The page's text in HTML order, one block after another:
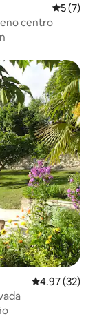
5 (7)
centro
Calificación
4.97 (32)